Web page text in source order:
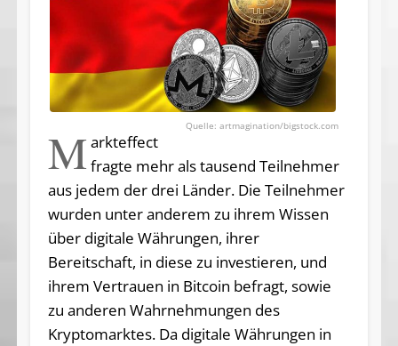
artmagination/bigstock.com
M arkteffect
fragte mehr als tausend Teilnehmer
aus jedem der drei Länder. Die Teilnehmer
wurden unter anderem zu ihrem Wissen
über digitale Währungen, ihrer
Bereitschaft, in diese zu investieren, und
ihrem Vertrauen in Bitcoin befragt, sowie
zu anderen Wahrnehmungen des
Kryptomarktes. Da digitale Währungen in